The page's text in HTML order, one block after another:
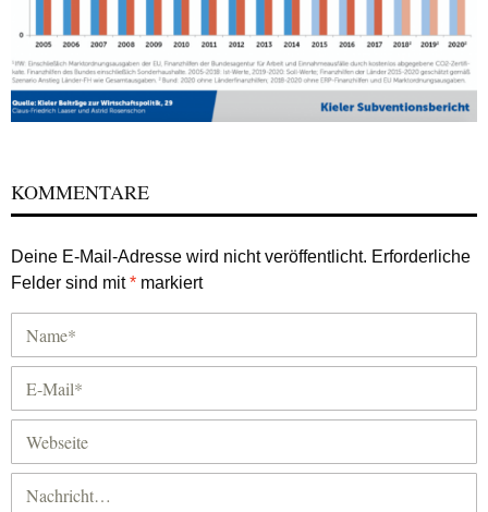
KOMMENTARE
Deine E-Mail-Adresse wird nicht veröffentlicht. Erforderliche
Felder sind mit* markiert